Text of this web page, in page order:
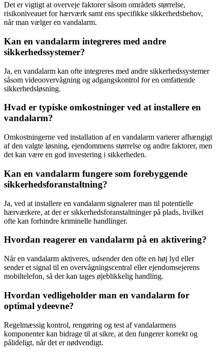
Det er vigtigt at overveje faktorer såsom områdets størrelse,
risikoniveauet for hærværk samt ens specifikke sikkerhedsbehov,
når man vælger en vandalarm.
Kan en vandalarm integreres med andre
sikkerhedssystemer?
Ja, en vandalarm kan ofte integreres med andre sikkerhedssystemer
såsom videoovervågning og adgangskontrol for en omfattende
sikkerhedsløsning.
Hvad er typiske omkostninger ved at installere en
vandalarm?
Omkostningerne ved installation af en vandalarm varierer afhængigt
af den valgte løsning, ejendommens størrelse og andre faktorer, men
det kan være en god investering i sikkerheden.
Kan en vandalarm fungere som forebyggende
sikkerhedsforanstaltning?
Ja, ved at installere en vandalarm signalerer man til potentielle
hærværkere, at der er sikkerhedsforanstaltninger på plads, hvilket
ofte kan forhindre kriminelle handlinger.
Hvordan reagerer en vandalarm på en aktivering?
Når en vandalarm aktiveres, udsender den ofte en høj lyd eller
sender et signal til en overvågningscentral eller ejendomsejerens
mobiltelefon, så der kan tages øjeblikkelig handling.
Hvordan vedligeholder man en vandalarm for
optimal ydeevne?
Regelmæssig kontrol, rengøring og test af vandalarmens
komponenter kan bidrage til at sikre, at den fungerer korrekt og
pålideligt, når det er nødvendigt.